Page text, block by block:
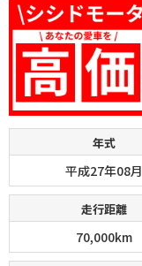
年式
平成27年08月
走行距離
70,000km